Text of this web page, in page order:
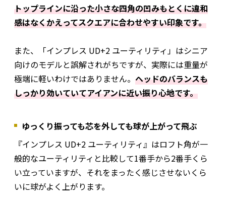
トップラインに沿った小さな四角の凹みもとくに違和
感はなくかえってスクエアに合わせやすい印象です。
また、「インプレス UD+2 ユーティリティ」はシニア
向けのモデルと誤解されがちですが、実際には重量が
極端に軽いわけではありません。 ヘッドのバランスも
しっかり効いていてアイアンに近い振り心地です。
ゆっくり振っても芯を外しても球が上がって飛ぶ
『インプレス UD+2 ユーティリティ』はロフト角が一
般的なユーティリティと比較して1番手から2番手くら
い立っていますが、それをまったく感じさせないくら
いに球がよく上がります。